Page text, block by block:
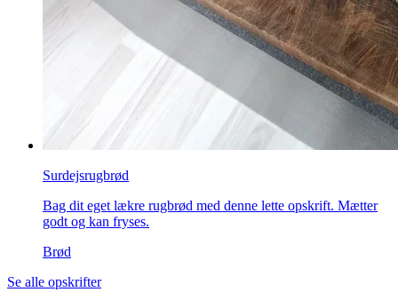
Surdejsrugbrød
Bag dit eget lækre rugbrød med denne lette opskrift. Mætter
godt og kan fryses.
Brød
Se alle opskrifter